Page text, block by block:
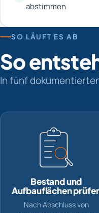
abstimmen
SO LÄUFT ES AB
So
In fünf
Bestand und
Aufbauflächen
Nach Abschluss von